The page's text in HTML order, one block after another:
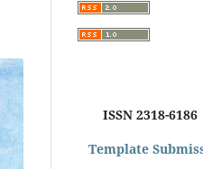
ISSN 2318-6186
Template